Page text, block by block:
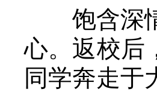
饱含深情
心。返校后
同学奔走于